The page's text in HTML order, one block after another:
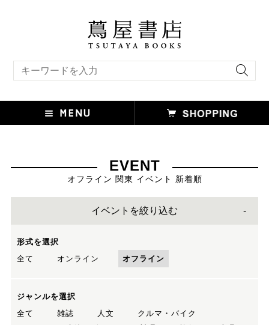
EVENT
オフライン 関東 イベント 新着順
イベントを絞り込む
形式を選択
全て
オンライン オフライン
ジャンルを選択
全て
雑誌 人文
クルマ・バイク